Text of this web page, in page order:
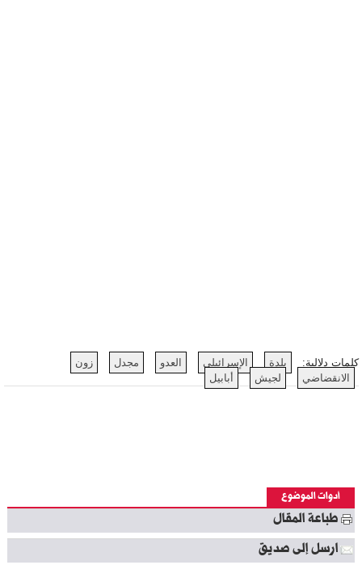
كلمات دلالية: بلدة الإسرائيلي العدو مجدل
زون
الانقضاضي
لجيش أبابيل
أدوات الموضوع
طباعة المقال
ارسل إلى صديق